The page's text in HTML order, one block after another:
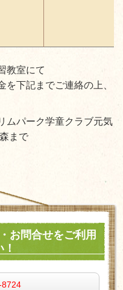
教室にて
下記までご連絡の上、
ムパーク学童クラブ元気
まで
お問合せをご利用